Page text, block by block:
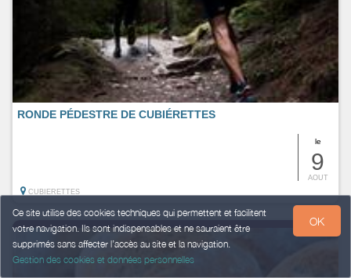
Ce site utilise des cookies techniques qui permettent et facilitent
votre navigation. Ils sont indispensables et ne sauraient être
supprimés sans affecter l’accès au site et la navigation.
Gestion des cookies et données personnelles
OK
le
9
AOUT
RONDE PÉDESTRE DE CUBIÉRETTES
CUBIERETTES